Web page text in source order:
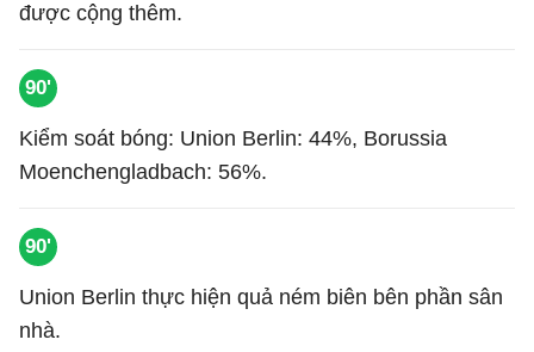
được cộng thêm.
90'
Kiểm soát bóng: Union Berlin: 44%, Borussia
Moenchengladbach: 56%.
90'
Union Berlin thực hiện quả ném biên bên phần sân
nhà.